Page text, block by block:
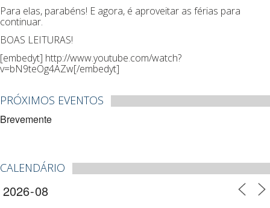
Para elas, parabéns! E agora, é aproveitar as férias para
continuar.
BOAS LEITURAS!
[embedyt] http://www.youtube.com/watch?
v=bN9teOg4AZw[/embedyt]
PRÓXIMOS EVENTOS
Brevemente
CALENDÁRIO